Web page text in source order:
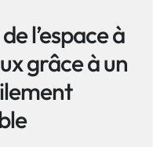
l’espace à
grâce à un